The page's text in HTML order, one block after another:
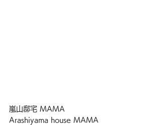
嵐山邸宅 MAMA
Arashiyama house MAMA